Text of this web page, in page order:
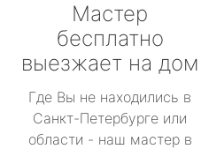
Мастер
бесплатно
выезжает на дом
Где Вы не находились в
Санкт-Петербурге или
области - наш мастер в